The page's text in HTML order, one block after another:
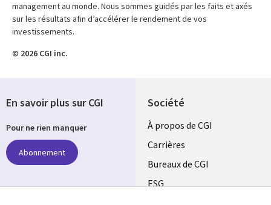
management au monde. Nous sommes guidés par les faits et axés
sur les résultats afin d’accélérer le rendement de vos
investissements.
© 2026 CGI inc.
Société
Useful
links
CANADA
FR
À propos de CGI
Carrières
Bureaux de CGI
ESG
En savoir plus sur CGI
Pour ne rien manquer
Abonnement